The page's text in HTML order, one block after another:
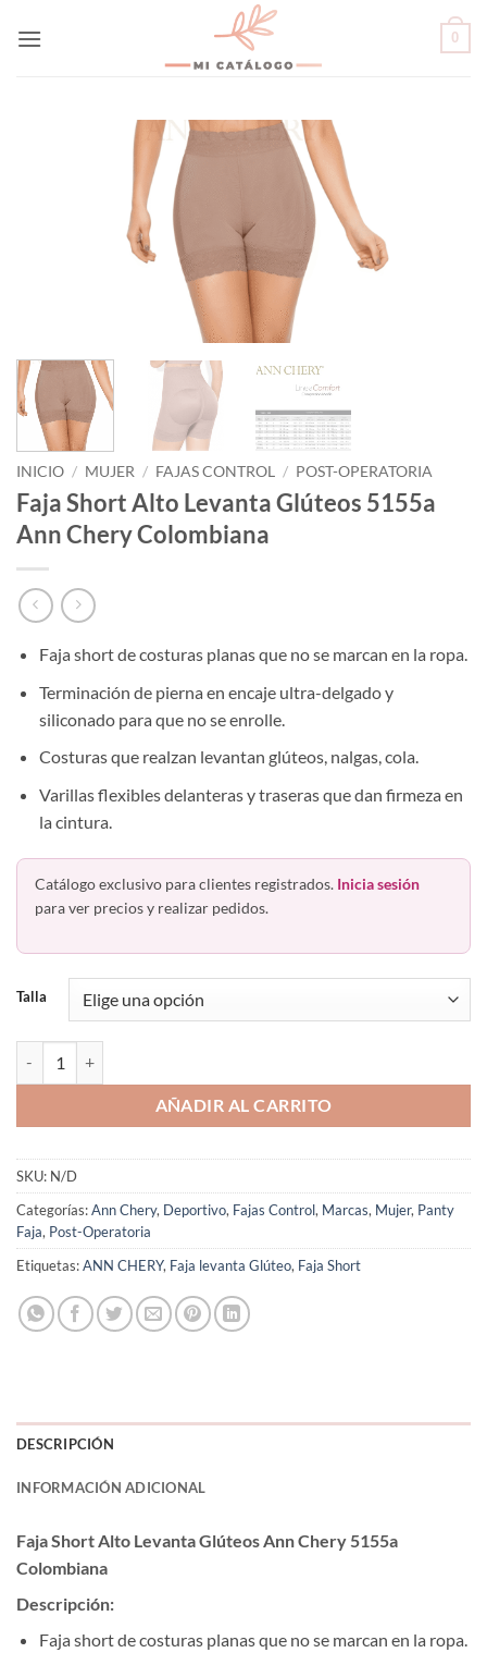
0
INICIO / MUJER / FAJAS CONTROL / POST-OPERATORIA
Faja Short Alto Levanta Glúteos 5155a
Ann Chery Colombiana
Faja short de costuras planas que no se marcan en la ropa.
Terminación de pierna en encaje ultra-delgado y
siliconado para que no se enrolle.
Costuras que realzan levantan glúteos, nalgas, cola.
Varillas flexibles delanteras y traseras que dan firmeza en
la cintura.
Catálogo exclusivo para clientes registrados. Inicia sesión
para ver precios y realizar pedidos.
Talla
AÑADIR AL CARRITO
SKU: N/D
Categorías:Ann Chery, Deportivo, Fajas Control, Marcas, Mujer, Panty
Faja, Post-Operatoria
Etiquetas:ANN CHERY, Faja levanta Glúteo, Faja Short
DESCRIPCIÓN
INFORMACIÓN ADICIONAL
Faja Short Alto Levanta Glúteos Ann Chery 5155a
Colombiana
Descripción:
Faja short de costuras planas que no se marcan en la ropa.